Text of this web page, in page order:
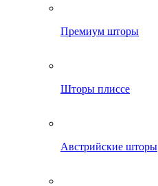
Премиум шторы
Шторы плиссе
Австрийские шторы